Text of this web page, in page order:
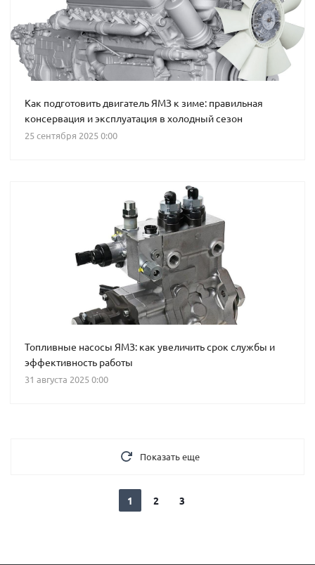
Как подготовить двигатель ЯМЗ к зиме: правильная
консервация и эксплуатация в холодный сезон
25 сентября 2025 0:00
Топливные насосы ЯМЗ: как увеличить срок службы и
эффективность работы
31 августа 2025 0:00
Показать еще
1 2 3